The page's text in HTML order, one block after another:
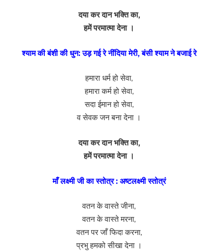
दया कर दान भक्ति का,
हमें परमात्मा देना ।
श्याम की बंशी की धुन: उड़ गई रे नींदिया मेरी, बंसी श्याम ने बजाई रे
हमारा धर्म हो सेवा,
हमारा कर्म हो सेवा,
सदा ईमान हो सेवा,
व सेवक जन बना देना ।
दया कर दान भक्ति का,
हमें परमात्मा देना ।
माँ लक्ष्मी जी का स्तोत्र : अष्टलक्ष्मी स्तोत्रं
वतन के वास्ते जीना,
वतन के वास्ते मरना,
वतन पर जाँ फिदा करना,
प्रभु हमको सीखा देना ।